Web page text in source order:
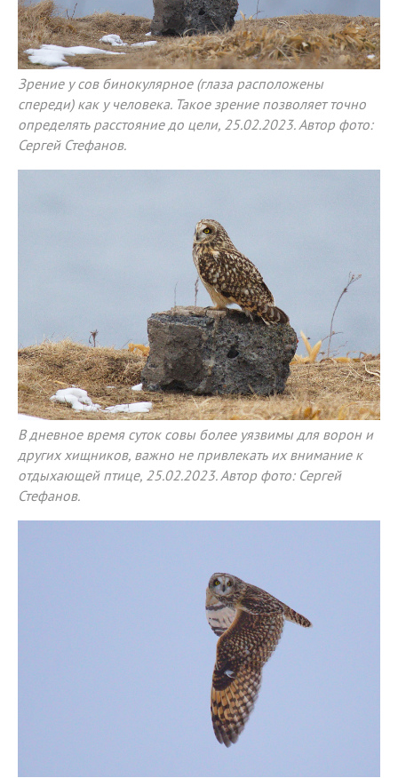
Зрение у сов бинокулярное (глаза расположены
спереди) как у человека. Такое зрение позволяет точно
определять расстояние до цели, 25.02.2023. Автор фото:
Сергей Стефанов.
В дневное время суток совы более уязвимы для ворон и
других хищников, важно не привлекать их внимание к
отдыхающей птице, 25.02.2023. Автор фото: Сергей
Стефанов.